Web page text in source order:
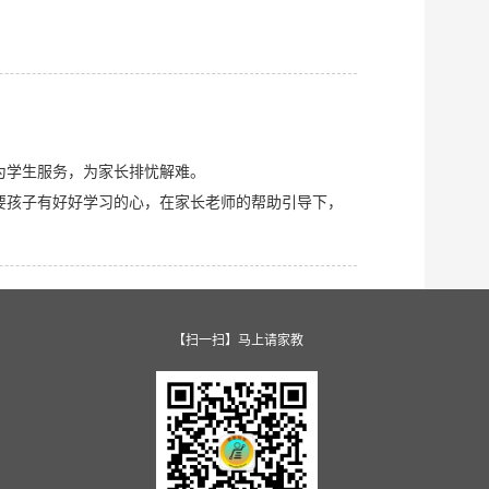
生服务，为家长排忧解难。
子有好好学习的心，在家长老师的帮助引导下，
【扫一扫】马上请家教